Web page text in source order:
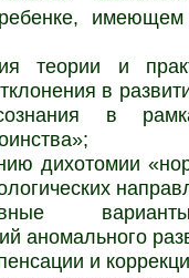
теории и
в
в
дихотомии
аномального
и